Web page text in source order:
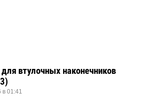
втулочных наконечников
в 01:41